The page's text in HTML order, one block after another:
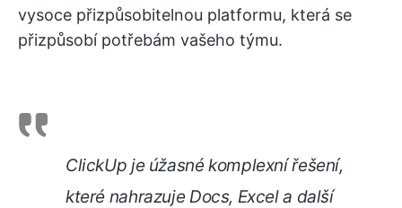
vysoce přizpůsobitelnou platformu, která se
přizpůsobí potřebám vašeho týmu.
ClickUp je úžasné komplexní řešení,
které nahrazuje Docs, Excel a další